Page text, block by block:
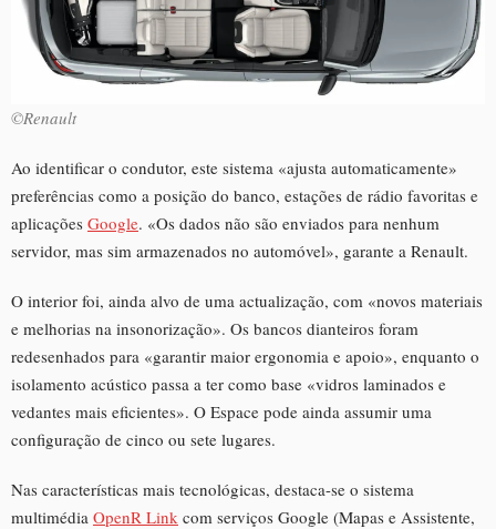
©Renault
Ao identificar o condutor, este sistema «ajusta automaticamente»
preferências como a posição do banco, estações de rádio favoritas e
aplicações Google. «Os dados não são enviados para nenhum
servidor, mas sim armazenados no automóvel», garante a Renault.
O interior foi, ainda alvo de uma actualização, com «novos materiais
e melhorias na insonorização». Os bancos dianteiros foram
redesenhados para «garantir maior ergonomia e apoio», enquanto o
isolamento acústico passa a ter como base «vidros laminados e
vedantes mais eficientes». O Espace pode ainda assumir uma
configuração de cinco ou sete lugares.
Nas características mais tecnológicas, destaca-se o sistema
multimédia OpenR Link com serviços Google (Mapas e Assistente,